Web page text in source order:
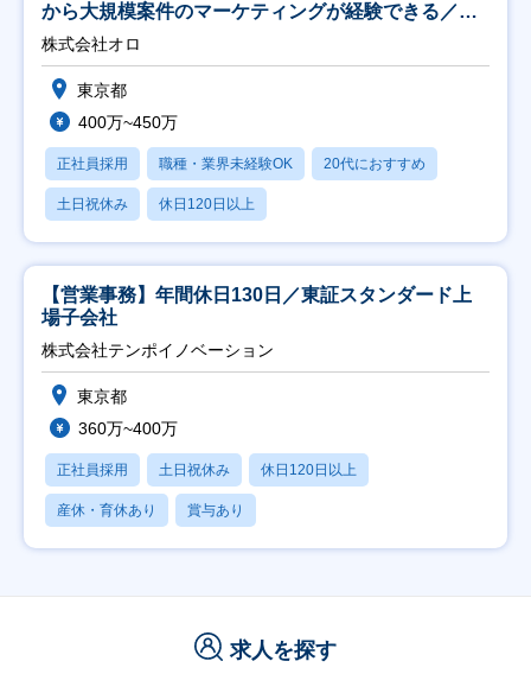
から大規模案件のマーケティングが経験できる／研
修充実】
株式会社オロ
東京都
400万~450万
正社員採用 職種・業界未経験OK 20代におすすめ
土日祝休み 休日120日以上
【営業事務】年間休日130日／東証スタンダード上
場子会社
株式会社テンポイノベーション
東京都
360万~400万
正社員採用 土日祝休み 休日120日以上
産休・育休あり 賞与あり
求人を探す